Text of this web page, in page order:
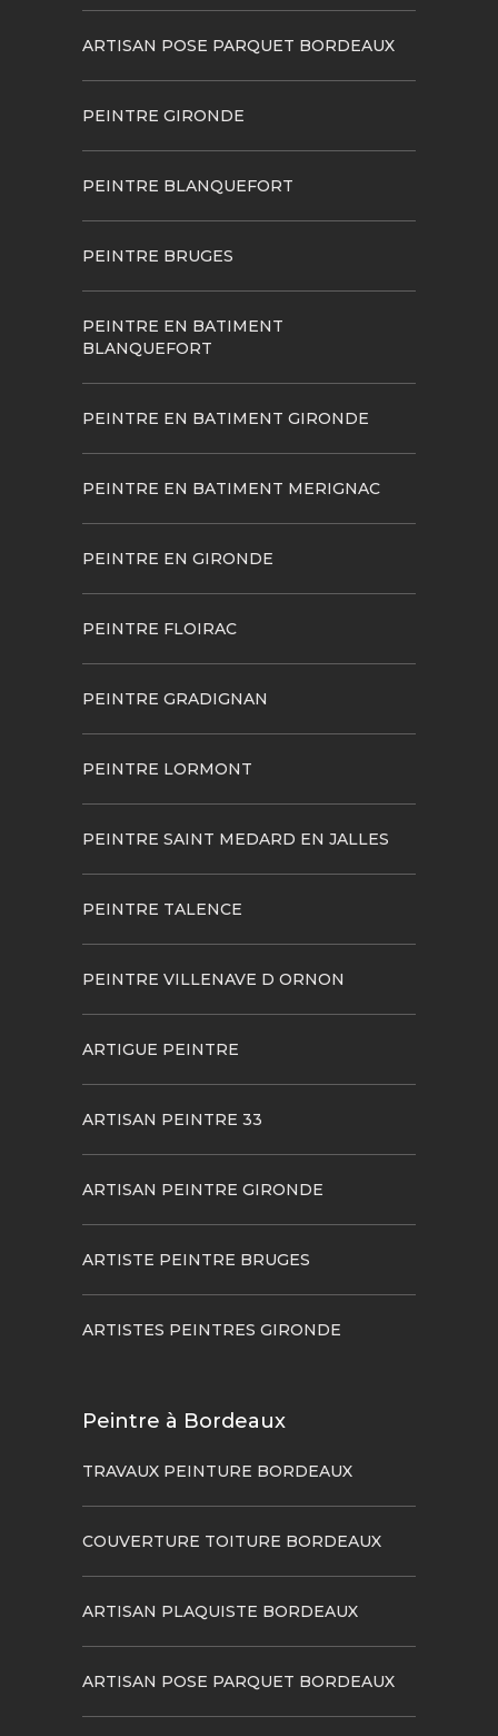
ARTISAN POSE PARQUET BORDEAUX
PEINTRE GIRONDE
PEINTRE BLANQUEFORT
PEINTRE BRUGES
PEINTRE EN BATIMENT
BLANQUEFORT
PEINTRE EN BATIMENT GIRONDE
PEINTRE EN BATIMENT MERIGNAC
PEINTRE EN GIRONDE
PEINTRE FLOIRAC
PEINTRE GRADIGNAN
PEINTRE LORMONT
PEINTRE SAINT MEDARD EN JALLES
PEINTRE TALENCE
PEINTRE VILLENAVE D ORNON
ARTIGUE PEINTRE
ARTISAN PEINTRE 33
ARTISAN PEINTRE GIRONDE
ARTISTE PEINTRE BRUGES
ARTISTES PEINTRES GIRONDE
Peintre à Bordeaux
TRAVAUX PEINTURE BORDEAUX
COUVERTURE TOITURE BORDEAUX
ARTISAN PLAQUISTE BORDEAUX
ARTISAN POSE PARQUET BORDEAUX